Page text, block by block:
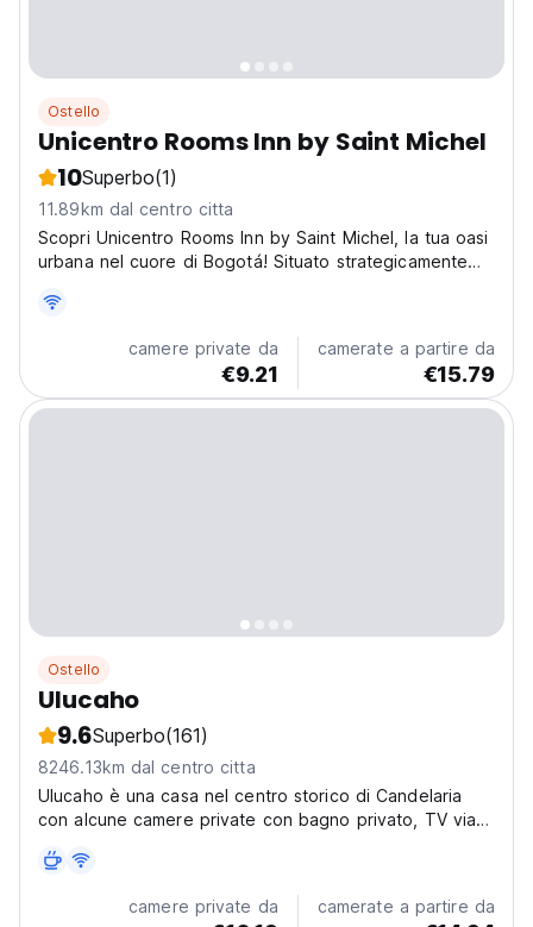
Ostello
Unicentro Rooms Inn by Saint Michel
10Superbo(1)
11.89km dal centro citta
Scopri Unicentro Rooms Inn by Saint Michel, la tua oasi
urbana nel cuore di Bogotá! Situato strategicamente
ti immerge nella vibrante energia della città, a pochi
passi da Unicentro, uno dei centri...
camere private da
€9.21
camerate a partire da
€15.79
Ostello
Ulucaho
9.6Superbo(161)
8246.13km dal centro citta
Ulucaho è una casa nel centro storico di Candelaria
con alcune camere private con bagno privato, TV via
camere private da camerate a partire da